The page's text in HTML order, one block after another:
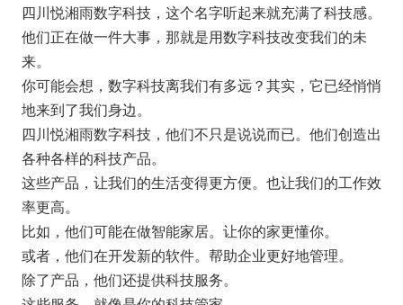
四川悦湘雨数字科技，这个名字听起来就充满了科技感。
他们正在做一件大事，那就是用数字科技改变我们的未
来。
你可能会想，数字科技离我们有多远？其实，它已经悄悄
地来到了我们身边。
四川悦湘雨数字科技，他们不只是说说而已。他们创造出
各种各样的科技产品。
这些产品，让我们的生活变得更方便。也让我们的工作效
率更高。
比如，他们可能在做智能家居。让你的家更懂你。
或者，他们在开发新的软件。帮助企业更好地管理。
除了产品，他们还提供科技服务。